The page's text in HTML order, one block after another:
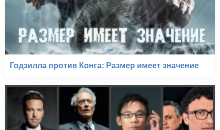
Годзилла против Конга: Размер имеет значение